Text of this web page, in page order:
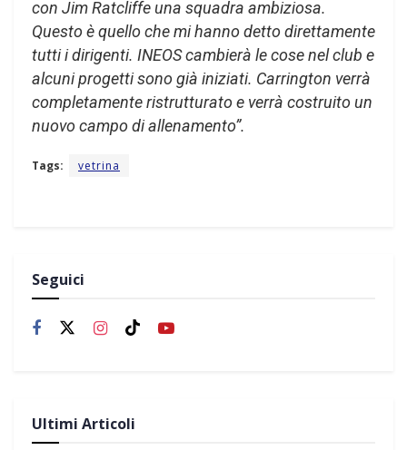
con Jim Ratcliffe una squadra ambiziosa.
Questo è quello che mi hanno detto direttamente
tutti i dirigenti. INEOS cambierà le cose nel club e
alcuni progetti sono già iniziati. Carrington verrà
completamente ristrutturato e verrà costruito un
nuovo campo di allenamento”.
Tags: vetrina
Seguici
Ultimi Articoli